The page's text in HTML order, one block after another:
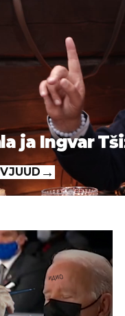
ja Ingvar